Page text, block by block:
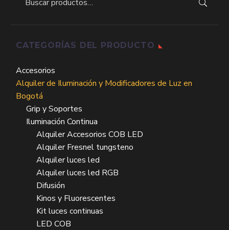
CATEGORÍAS DEL PRODUCTO
Accesorios
Alquiler de Iluminación y Modificadores de Luz en
Bogotá
Grip y Soportes
Iluminación Continua
Alquiler Accesorios COB LED
Alquiler Fresnel tungsteno
Alquiler luces led
Alquiler luces led RGB
Difusión
Kinos y Fluorescentes
Kit luces continuas
LED COB